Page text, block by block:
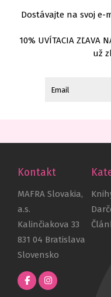
Dostávajte na svoj e-
10% UVÍTACIA ZĽAVA
už
Kontakt
MAFRA Slovakia,
a.s.
Kalinčiakova 33
831 04 Bratislava
Slovensko